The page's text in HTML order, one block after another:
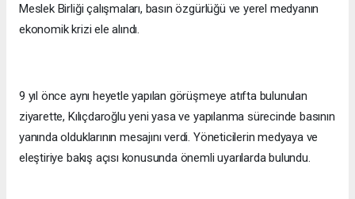
Meslek Birliği çalışmaları, basın özgürlüğü ve yerel medyanın
ekonomik krizi ele alındı.
9 yıl önce aynı heyetle yapılan görüşmeye atıfta bulunulan
ziyarette, Kılıçdaroğlu yeni yasa ve yapılanma sürecinde basının
yanında olduklarının mesajını verdi. Yöneticilerin medyaya ve
eleştiriye bakış açısı konusunda önemli uyarılarda bulundu.